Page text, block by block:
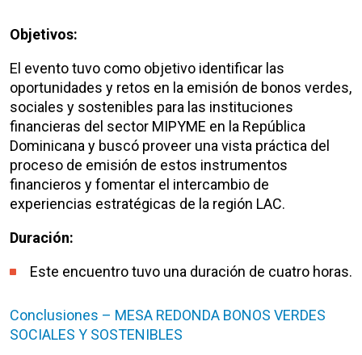
Objetivos:
El evento tuvo como objetivo identificar las
oportunidades y retos en la emisión de bonos verdes,
sociales y sostenibles para las instituciones
financieras del sector MIPYME en la República
Dominicana y buscó proveer una vista práctica del
proceso de emisión de estos instrumentos
financieros y fomentar el intercambio de
experiencias estratégicas de la región LAC.
Duración:
Este encuentro tuvo una duración de cuatro horas.
Conclusiones – MESA REDONDA BONOS VERDES
SOCIALES Y SOSTENIBLES